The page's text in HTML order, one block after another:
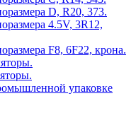
D, R20, 373.
4.5V, 3R12,
F8, 6F22, крона.
упаковке